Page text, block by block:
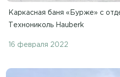
Каркасная баня «Бурже» с
Технониколь Hauberk
16 февраля 2022